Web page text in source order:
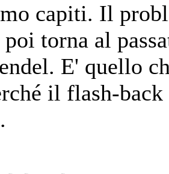
capiti. Il
poi torna al
E' quello
il flash-